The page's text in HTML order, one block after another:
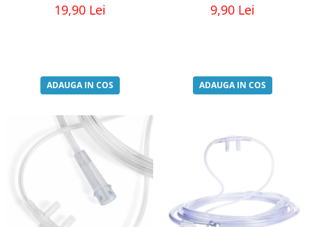
19,90 Lei
ADAUGA IN COS
9,90 Lei
ADAUGA IN COS